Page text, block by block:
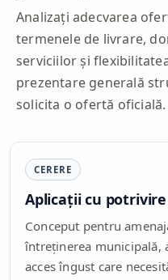
Analizați adecvarea
termenele de livrare,
serviciilor și
prezentare generală
solicita o ofertă oficială.
CERERE
Aplicații cu
Conceput pentru
întreținerea municipală,
acces îngust care